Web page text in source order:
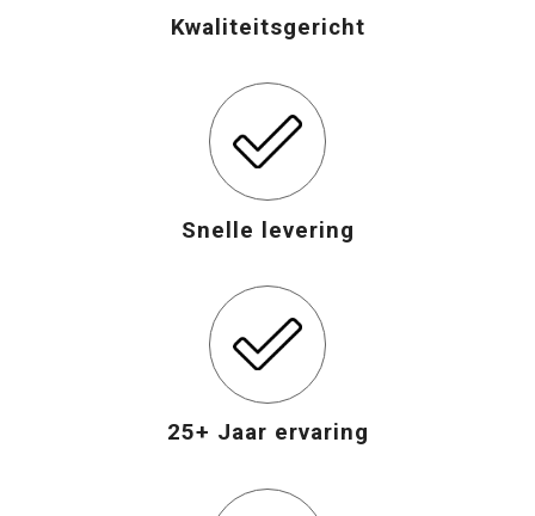
Kwaliteitsgericht
Snelle levering
25+ Jaar ervaring